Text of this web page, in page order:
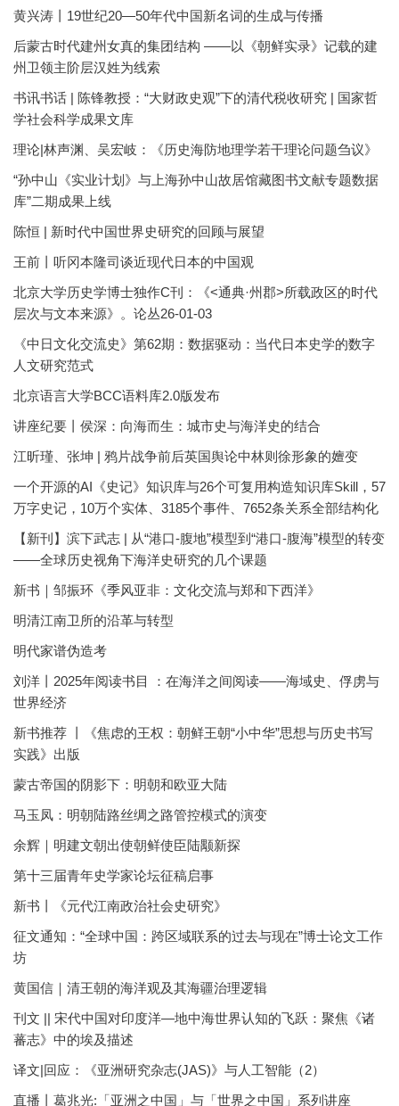
黄兴涛丨19世纪20—50年代中国新名词的生成与传播
后蒙古时代建州女真的集团结构 ——以《朝鲜实录》记载的建
州卫领主阶层汉姓为线索
书讯书话 | 陈锋教授：“大财政史观”下的清代税收研究 | 国家哲
学社会科学成果文库
理论|林声渊、吴宏岐：《历史海防地理学若干理论问题刍议》
“孙中山《实业计划》与上海孙中山故居馆藏图书文献专题数据
库”二期成果上线
陈恒 | 新时代中国世界史研究的回顾与展望
王前丨听冈本隆司谈近现代日本的中国观
北京大学历史学博士独作C刊：《<通典·州郡>所载政区的时代
层次与文本来源》。论丛26-01-03
《中日文化交流史》第62期：数据驱动：当代日本史学的数字
人文研究范式
北京语言大学BCC语料库2.0版发布
讲座纪要丨侯深：向海而生：城市史与海洋史的结合
江昕瑾、张坤 | 鸦片战争前后英国舆论中林则徐形象的嬗变
一个开源的AI《史记》知识库与26个可复用构造知识库Skill，57
万字史记，10万个实体、3185个事件、7652条关系全部结构化
【新刊】滨下武志 | 从“港口-腹地”模型到“港口-腹海”模型的转变
——全球历史视角下海洋史研究的几个课题
新书｜邹振环《季风亚非：文化交流与郑和下西洋》
明清江南卫所的沿革与转型
明代家谱伪造考
刘洋丨2025年阅读书目 ：在海洋之间阅读——海域史、俘虏与
世界经济
新书推荐 丨《焦虑的王权：朝鲜王朝“小中华”思想与历史书写
实践》出版
蒙古帝国的阴影下：明朝和欧亚大陆
马玉凤：明朝陆路丝绸之路管控模式的演变
余辉｜明建文朝出使朝鲜使臣陆颙新探
第十三届青年史学家论坛征稿启事
新书丨《元代江南政治社会史研究》
征文通知：“全球中国：跨区域联系的过去与现在”博士论文工作
坊
黄国信｜清王朝的海洋观及其海疆治理逻辑
刊文 || 宋代中国对印度洋—地中海世界认知的飞跃：聚焦《诸
蕃志》中的埃及描述
译文|回应：《亚洲研究杂志(JAS)》与人工智能（2）
直播丨葛兆光:「亚洲之中国」与「世界之中国」系列讲座